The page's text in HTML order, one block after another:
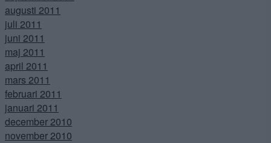
augusti 2011
juli 2011
juni 2011
maj 2011
april 2011
mars 2011
februari 2011
januari 2011
december 2010
november 2010